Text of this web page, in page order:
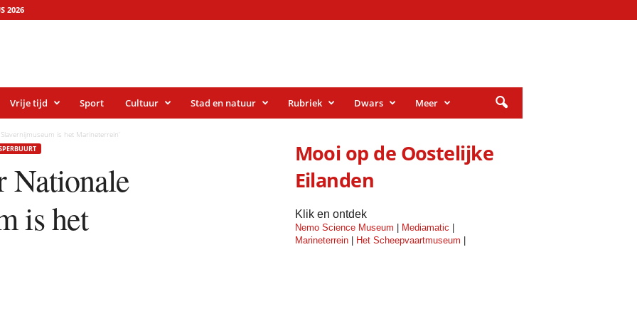
2026
Vrije tijd Sport Cultuur Stad en natuur Rubriek Dwars Meer
is het Marineterrein’
Nationale
is het
Mooi op de Oostelijke
Eilanden
Klik en ontdek
Nemo Science Museum Mediamatic
Marineterrein| Het Scheepvaartmuseum